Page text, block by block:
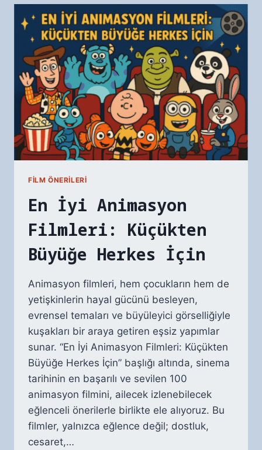
FILM
SERILERI
FILM ÖNERILERI
En İyi Animasyon
Filmleri: Küçükten
Büyüğe Herkes İçin
Animasyon filmleri, hem çocukların hem de
yetişkinlerin hayal gücünü besleyen,
evrensel temaları ve büyüleyici görselliğiyle
kuşakları bir araya getiren eşsiz yapımlar
sunar. “En İyi Animasyon Filmleri: Küçükten
Büyüğe Herkes İçin” başlığı altında, sinema
tarihinin en başarılı ve sevilen 100
animasyon filmini, ailecek izlenebilecek
eğlenceli önerilerle birlikte ele alıyoruz. Bu
filmler, yalnızca eğlence değil; dostluk,
cesaret,…